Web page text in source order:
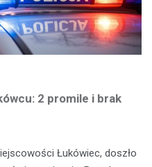
2 promile i brak
Łukówiec, doszło